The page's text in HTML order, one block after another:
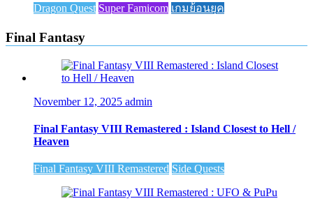
Dragon Quest Super Famicom เกมย้อนยุค
Final Fantasy
November 12, 2025 admin
Final Fantasy VIII Remastered : Island Closest to Hell /
Heaven
Final Fantasy VIII Remastered Side Quests